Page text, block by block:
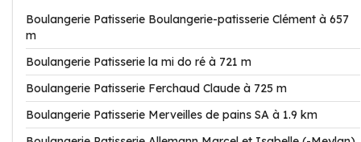
Boulangerie Patisserie Boulangerie-patisserie Clément à 657
m
Boulangerie Patisserie la mi do ré à 721 m
Boulangerie Patisserie Ferchaud Claude à 725 m
Boulangerie Patisserie Merveilles de pains SA à 1.9 km